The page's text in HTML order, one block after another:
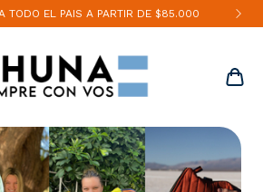
TODO EL PAIS A PARTIR DE $85.000